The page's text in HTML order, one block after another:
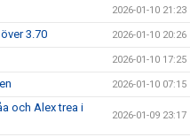
2026-01-10 21:23
3.70 2026-01-10 20:26
2026-01-10 17:25
2026-01-10 07:15
och Alex trea i
2026-01-09 23:17